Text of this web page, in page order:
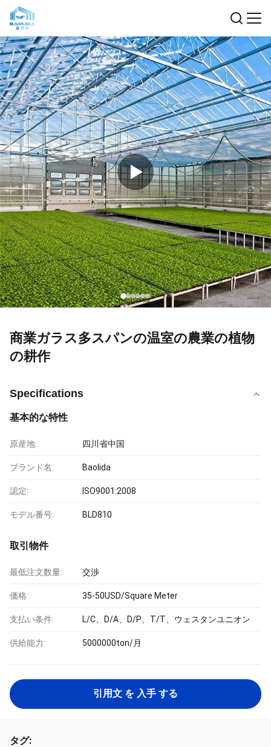
商業ガラス多スパンの温室の農業の植物
の耕作
Specifications
基本的な特性
原産地: 四川省中国
ブランド名: Baolida
認定: ISO9001:2008
モデル番号: BLD810
取引物件
最低注文数量: 交渉
価格: 35-50USD/Square Meter
支払い条件: L/C、D/A、D/P、T/T、ウェスタンユニオン
供給能力: 5000000ton/月
引用文 を 入手 する
タグ: